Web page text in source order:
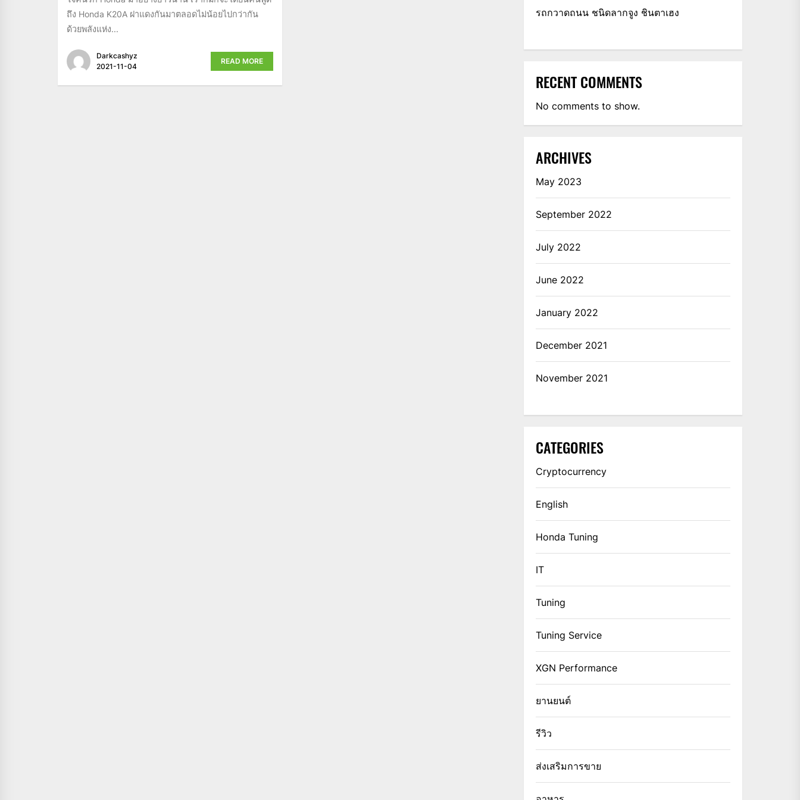
ถึง Honda K20A ฝาแดงกันมาตลอดไม่น้อยไปกว่ากัน
ด้วยพลังแห่ง...
Darkcashyz
2021-11-04
READ MORE
รถกวาดถนน ชนิดลากจูง ชินตาเฮง
RECENT COMMENTS
No comments to show.
ARCHIVES
May 2023
September 2022
July 2022
June 2022
January 2022
December 2021
November 2021
CATEGORIES
Cryptocurrency
English
Honda Tuning
IT
Tuning
Tuning Service
XGN Performance
ยานยนต์
รีวิว
ส่งเสริมการขาย